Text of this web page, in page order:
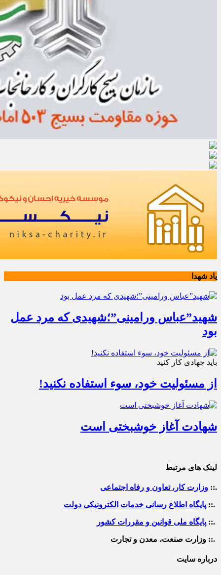
یاد شهدا
شهید”عباس ورامینی”؛شهیدی که مرد عمل
بود
باید جهادی کار کنید
از مسئولیت خود، سوء استفاده نکنید!
شهادت آغاز خوشبختی است
لینک های مرتبط
.:: وزارت کار، تعاون و رفاه اجتماعی
.:: پایگاه اطلاع رسانی خدمات الکترونیکی دولت
.:: پایگاه ملی قوانین و مقررات کشور
.:: وزارت صنعت، معدن و تجارت
درباره سایت